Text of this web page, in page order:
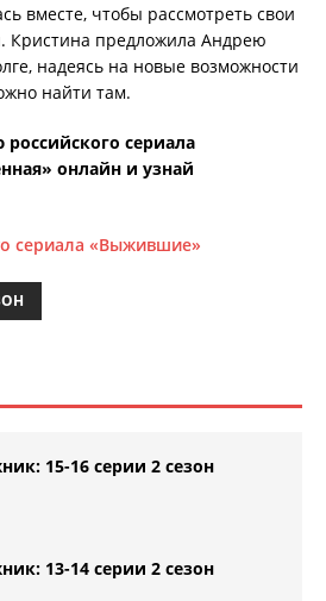
вместе, чтобы рассмотреть свои
Кристина предложила Андрею
надеясь на новые возможности
найти там.
сериала
онлайн и узнай
сериала «Выжившие»
15-16 серии 2 сезон
13-14 серии 2 сезон